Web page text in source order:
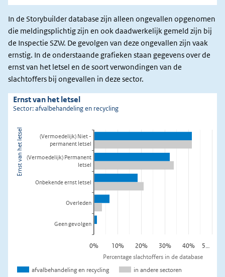
In de Storybuilder database zijn alleen ongevallen opgenomen
die meldingsplichtig zijn en ook daadwerkelijk gemeld zijn bij
de Inspectie SZW. De gevolgen van deze ongevallen zijn vaak
ernstig. In de onderstaande grafieken staan gegevens over de
ernst van het letsel en de soort verwondingen van de
slachtoffers bij ongevallen in deze sector.